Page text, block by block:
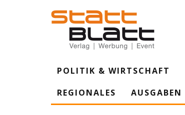
POLITIK & WIRTSCHAFT
REGIONALES
AUSGABEN